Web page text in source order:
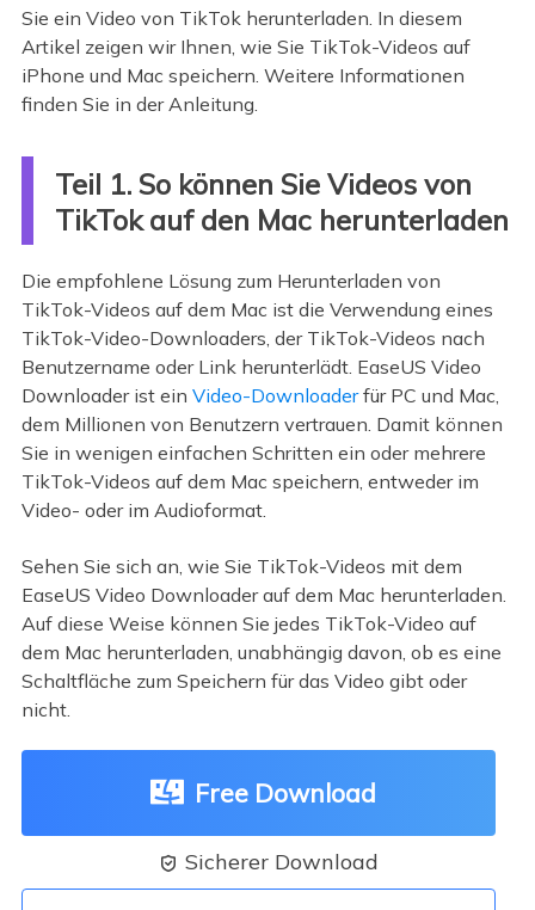
Sie ein Video von TikTok herunterladen. In diesem
Artikel zeigen wir Ihnen, wie Sie TikTok-Videos auf
iPhone und Mac speichern. Weitere Informationen
finden Sie in der Anleitung.
Teil 1. So können Sie Videos von
TikTok auf den Mac herunterladen
Die empfohlene Lösung zum Herunterladen von
TikTok-Videos auf dem Mac ist die Verwendung eines
TikTok-Video-Downloaders, der TikTok-Videos nach
Benutzername oder Link herunterlädt. EaseUS Video
Downloader ist ein Video-Downloaderfür PC und Mac,
dem Millionen von Benutzern vertrauen. Damit können
Sie in wenigen einfachen Schritten ein oder mehrere
TikTok-Videos auf dem Mac speichern, entweder im
Video- oder im Audioformat.
Sehen Sie sich an, wie Sie TikTok-Videos mit dem
EaseUS Video Downloader auf dem Mac herunterladen.
Auf diese Weise können Sie jedes TikTok-Video auf
dem Mac herunterladen, unabhängig davon, ob es eine
Schaltfläche zum Speichern für das Video gibt oder
nicht.
Free Download
 Sicherer Download